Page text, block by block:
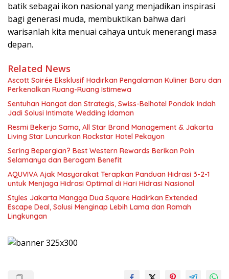
batik sebagai ikon nasional yang menjadikan inspirasi
bagi generasi muda, membuktikan bahwa dari
warisanlah kita menuai cahaya untuk menerangi masa
depan.
Related News
Ascott Soirée Eksklusif Hadirkan Pengalaman Kuliner Baru dan
Perkenalkan Ruang-Ruang Istimewa
Sentuhan Hangat dan Strategis, Swiss-Belhotel Pondok Indah
Jadi Solusi Intimate Wedding Idaman
Resmi Bekerja Sama, All Star Brand Management & Jakarta
Living Star Luncurkan Rockstar Hotel Pekayon
Sering Bepergian? Best Western Rewards Berikan Poin
Selamanya dan Beragam Benefit
AQUVIVA Ajak Masyarakat Terapkan Panduan Hidrasi 3-2-1
untuk Menjaga Hidrasi Optimal di Hari Hidrasi Nasional
Styles Jakarta Mangga Dua Square Hadirkan Extended
Escape Deal, Solusi Menginap Lebih Lama dan Ramah
Lingkungan